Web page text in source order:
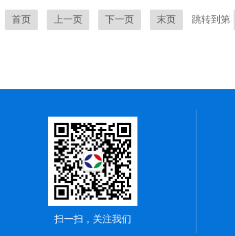
首页 上一页 下一页 末页 跳转到第
扫一扫，关注我们